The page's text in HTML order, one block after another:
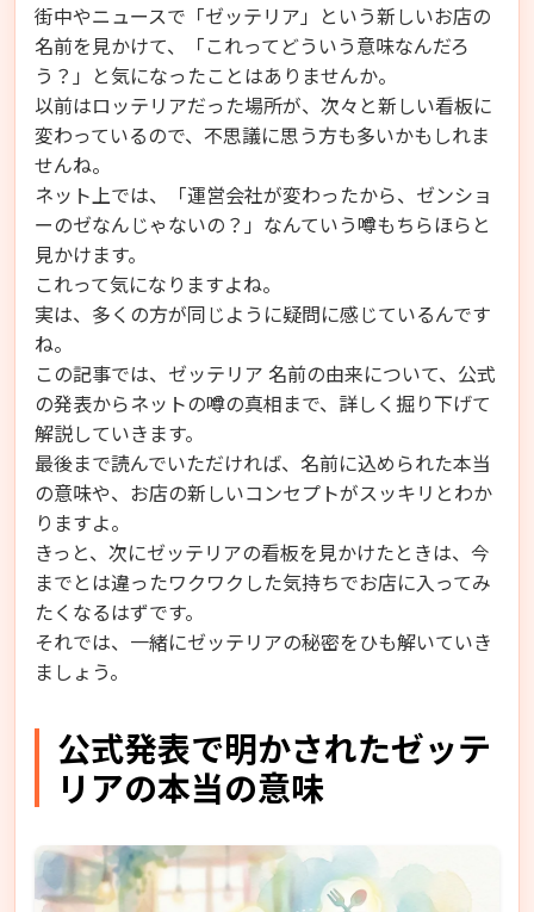
街中やニュースで「ゼッテリア」という新しいお店の
名前を見かけて、「これってどういう意味なんだろ
う？」と気になったことはありませんか。
以前はロッテリアだった場所が、次々と新しい看板に
変わっているので、不思議に思う方も多いかもしれま
せんね。
ネット上では、「運営会社が変わったから、ゼンショ
ーのゼなんじゃないの？」なんていう噂もちらほらと
見かけます。
これって気になりますよね。
実は、多くの方が同じように疑問に感じているんです
ね。
この記事では、ゼッテリア 名前の由来について、公式
の発表からネットの噂の真相まで、詳しく掘り下げて
解説していきます。
最後まで読んでいただければ、名前に込められた本当
の意味や、お店の新しいコンセプトがスッキリとわか
りますよ。
きっと、次にゼッテリアの看板を見かけたときは、今
までとは違ったワクワクした気持ちでお店に入ってみ
たくなるはずです。
それでは、一緒にゼッテリアの秘密をひも解いていき
ましょう。
公式発表で明かされたゼッテ
リアの本当の意味